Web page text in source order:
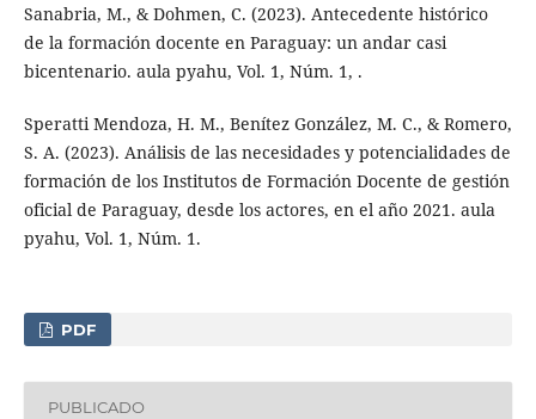
Sanabria, M., & Dohmen, C. (2023). Antecedente histórico
de la formación docente en Paraguay: un andar casi
bicentenario. aula pyahu, Vol. 1, Núm. 1, .
Speratti Mendoza, H. M., Benítez González, M. C., & Romero,
S. A. (2023). Análisis de las necesidades y potencialidades de
formación de los Institutos de Formación Docente de gestión
oficial de Paraguay, desde los actores, en el año 2021. aula
pyahu, Vol. 1, Núm. 1.
PDF
PUBLICADO